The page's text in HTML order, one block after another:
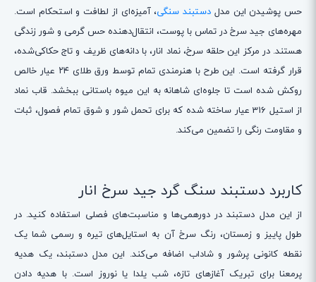
حس پوشیدن این مدل دستبند سنگی، آمیزه‌ای از لطافت و استحکام است.
مهره‌های جید سرخ در تماس با پوست، انتقال‌دهنده حس گرمی و شور زندگی
هستند. در مرکز این حلقه سرخ، نماد انار، با دانه‌های ظریف و تاج حکاکی‌شده،
قرار گرفته است. این طرح با هنرمندی تمام توسط ورق طلای ۲۴ عیار خالص
روکش شده است تا جلوه‌ای شاهانه به این میوه باستانی ببخشد. قاب نماد
از استیل 316 عیار ساخته شده که برای تحمل شور و شوق تمام فصول، ثبات
و مقاومت رنگی را تضمین می‌کند.
کاربرد دستبند سنگ گرد جید سرخ انار
از این مدل دستبند در دورهمی‌ها و مناسبت‌های فصلی استفاده کنید. در
طول پاییز و زمستان، رنگ سرخ آن به استایل‌های تیره و رسمی شما یک
نقطه کانونی پرشور و شاداب اضافه می‌کند. این مدل دستبند، یک هدیه
پرمعنا برای تبریک آغازهای تازه، شب یلدا یا نوروز است. با هدیه دادن